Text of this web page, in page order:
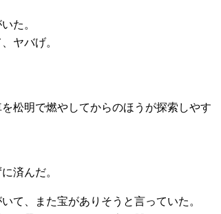
た。
ヤバげ。
松明で燃やしてからのほうが探索しやす
済んだ。
て、また宝がありそうと言っていた。